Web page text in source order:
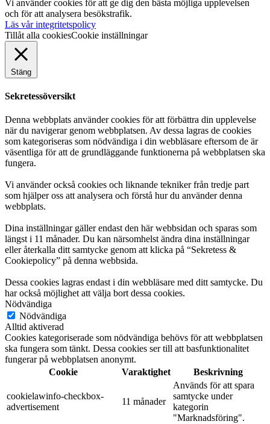
Vi använder cookies för att ge dig den bästa möjliga upplevelsen
och för att analysera besökstrafik.
Läs vår integritetspolicy
Tillåt alla cookiesCookie inställningar
Stäng
Sekretessöversikt
Denna webbplats använder cookies för att förbättra din upplevelse
när du navigerar genom webbplatsen. Av dessa lagras de cookies
som kategoriseras som nödvändiga i din webbläsare eftersom de är
väsentliga för att de grundläggande funktionerna på webbplatsen ska
fungera.
Vi använder också cookies och liknande tekniker från tredje part
som hjälper oss att analysera och förstå hur du använder denna
webbplats.
Dina inställningar gäller endast den här webbsidan och sparas som
längst i 11 månader. Du kan närsomhelst ändra dina inställningar
eller återkalla ditt samtycke genom att klicka på “Sekretess &
Cookiepolicy” på denna webbsida.
Dessa cookies lagras endast i din webbläsare med ditt samtycke. Du
har också möjlighet att välja bort dessa cookies.
Nödvändiga
Nödvändiga
Alltid aktiverad
Cookies kategoriserade som nödvändiga behövs för att webbplatsen
ska fungera som tänkt. Dessa cookies ser till att basfunktionalitet
fungerar på webbplatsen anonymt.
Cookie
Varaktighet Beskrivning
cookielawinfo-checkbox-
advertisement
11 månader
Används för att spara
samtycke under
kategorin
"Marknadsföring".